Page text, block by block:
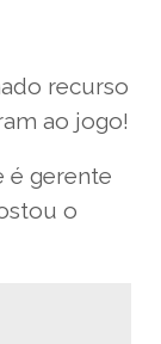
recurso
ao jogo!
é gerente
o